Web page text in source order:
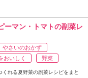
ーマン・トマトの副菜レ
やさいのおかず
おいしく 野菜
くれる夏野菜の副菜レシピをまと